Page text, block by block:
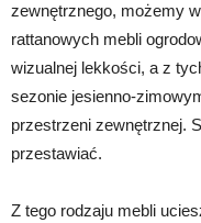
zewnętrznego, możemy
rattanowych mebli
wizualnej lekkości, a z
sezonie jesienno-
przestrzeni zewnętrznej.
przestawiać.
Z tego rodzaju mebli